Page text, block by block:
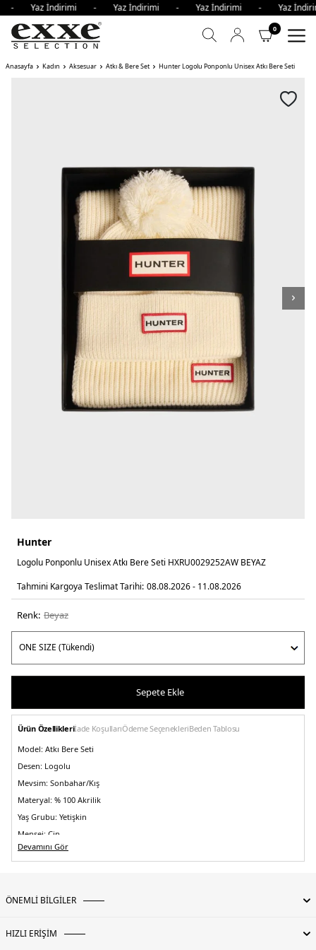
- Yaz İndirimi - Yaz İndirimi - Yaz İndirimi - Yaz
0
Anasayfa Kadın Aksesuar Atkı & Bere Set Hunter Logolu Ponponlu Unisex Atkı Bere Seti
Hunter
Logolu Ponponlu Unisex Atkı Bere Seti HXRU0029252AW BEYAZ
Tahmini Kargoya Teslimat Tarihi: 08.08.2026 - 11.08.2026
Renk: beyaz
Sepete Ekle
Ürün Özellikleriİade KoşullarıÖdeme SeçenekleriBeden Tablosu
Model: Atkı Bere Seti
Desen: Logolu
Mevsim: Sonbahar/Kış
Materyal: % 100 Akrilik
Yaş Grubu: Yetişkin
Menşei: Çin
5DK0HXRU0029252AW.25
Devamını Gör
ÖNEMLİ BİLGİLER
HIZLI ERİŞİM